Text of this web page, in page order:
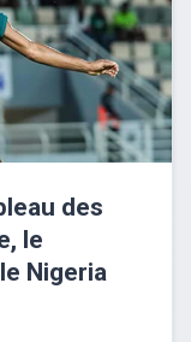
des
le
Nigeria